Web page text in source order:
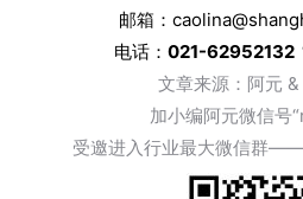
邮箱：
电话： 021-62952132
文章来源：阿元
加小编阿元微信号
受邀进入行业最大微信群